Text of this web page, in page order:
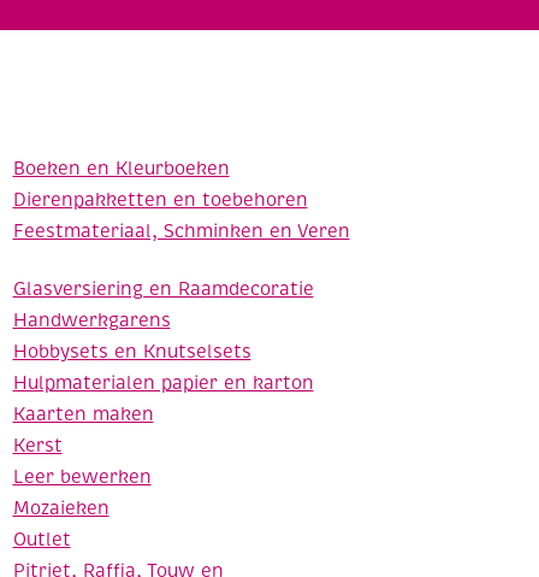
Boeken en Kleurboeken
Dierenpakketten en toebehoren
Feestmateriaal, Schminken en Veren
Glasversiering en Raamdecoratie
Handwerkgarens
Hobbysets en Knutselsets
Hulpmaterialen papier en karton
Kaarten maken
Kerst
Leer bewerken
Mozaieken
Outlet
Pitriet, Raffia, Touw en